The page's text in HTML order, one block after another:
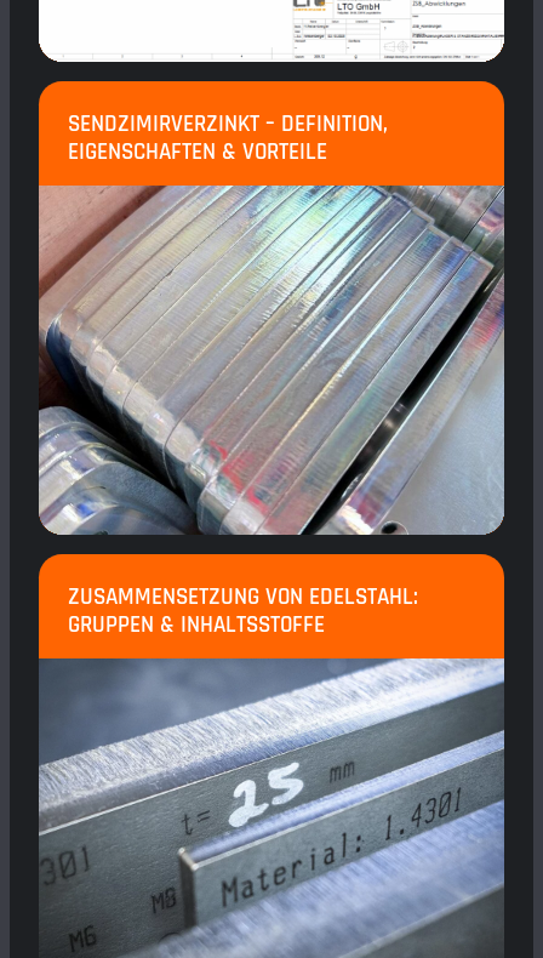
SENDZIMIRVERZINKT – DEFINITION,
EIGENSCHAFTEN & VORTEILE
ZUSAMMENSETZUNG VON EDELSTAHL:
GRUPPEN & INHALTSSTOFFE